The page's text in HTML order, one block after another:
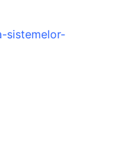
sistemelor-